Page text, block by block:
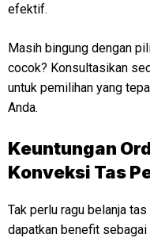
efektif.
Masih bingung dengan
cocok? Konsultasikan
untuk pemilihan yang
Anda.
Keuntungan
Konveksi Tas
Tak perlu ragu belanja
dapatkan benefit sebagai